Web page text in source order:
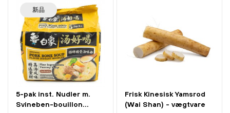
新品
5-pak inst. Nudler m.
Svineben-bouillon...
Frisk Kinesisk Yamsrod
(Wai Shan) - vægtvare